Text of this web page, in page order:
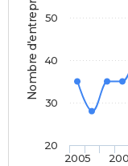
Nombre d'entreprises
2005
20
30
40
50